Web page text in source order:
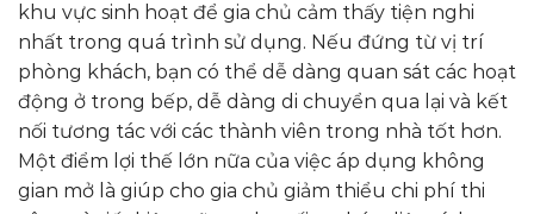
khu vực sinh hoạt để gia chủ cảm thấy tiện nghi
nhất trong quá trình sử dụng. Nếu đứng từ vị trí
phòng khách, bạn có thể dễ dàng quan sát các hoạt
động ở trong bếp, dễ dàng di chuyển qua lại và kết
nối tương tác với các thành viên trong nhà tốt hơn.
Một điểm lợi thế lớn nữa của việc áp dụng không
gian mở là giúp cho gia chủ giảm thiểu chi phí thi